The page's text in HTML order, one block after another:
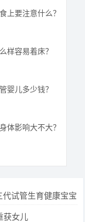
上要注意什么？
样容易着床？
婴儿多少钱？
体影响大不大？
试管生育健康宝宝
获女儿